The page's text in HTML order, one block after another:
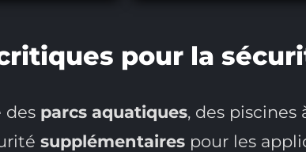
pour la
desparcs aquatiques, des piscines
supplémentaires pour les